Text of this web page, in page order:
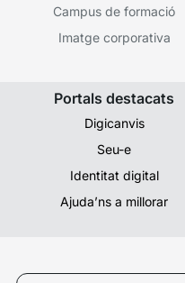
Campus de formació
Imatge corporativa
Portals destacats
Digicanvis
Seu-e
Identitat digital
Ajuda’ns a millorar